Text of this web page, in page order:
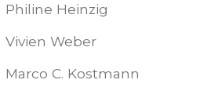
Philine Heinzig
Vivien Weber
Marco C. Kostmann